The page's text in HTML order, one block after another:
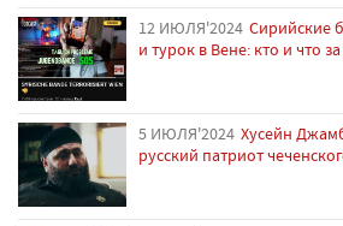
12 ИЮЛЯ'2024 Сирийские
и турок в Вене: кто и что
5 ИЮЛЯ'2024 Хусейн
русский патриот